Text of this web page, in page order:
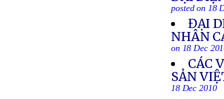
posted on 18
ĐẠI
NHÂN
on 18 Dec
CÁC
SẢN
18 Dec 2010